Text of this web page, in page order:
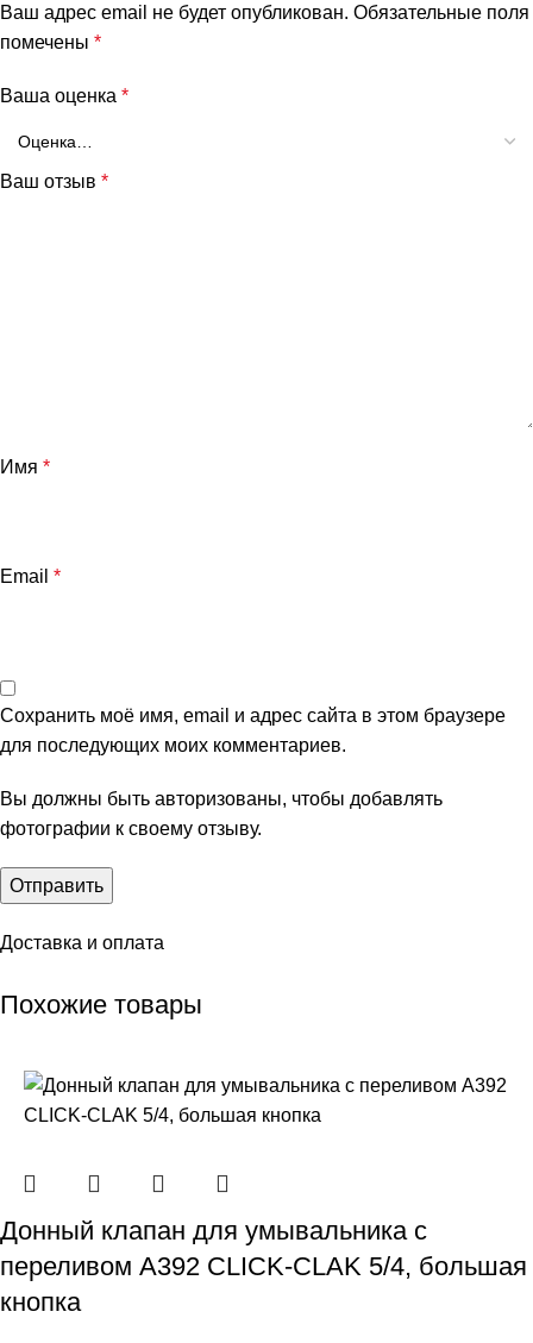
Ваш адрес email не будет опубликован. Обязательные поля
помечены *
Ваша оценка *
Ваш отзыв *
Имя *
Email *
Сохранить моё имя, email и адрес сайта в этом браузере
для последующих моих комментариев.
Вы должны быть авторизованы, чтобы добавлять
фотографии к своему отзыву.
Доставка и оплата
Похожие товары
Донный клапан для умывальника с
переливом A392 CLICK-CLAK 5/4, большая
кнопка